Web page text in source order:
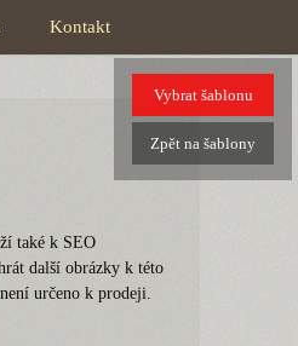
Kontakt
také k SEO
další obrázky k
zboží není určeno k
Vybratšablonu
Zpět na šablony